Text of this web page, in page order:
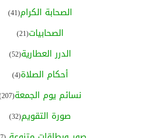
الصحابة الكرام(41)
الصحابيات(21)
الدرر العطارية(52)
أحكام الصلاة(4)
نسائم يوم الجمعة(207)
صورة التقويم(32)